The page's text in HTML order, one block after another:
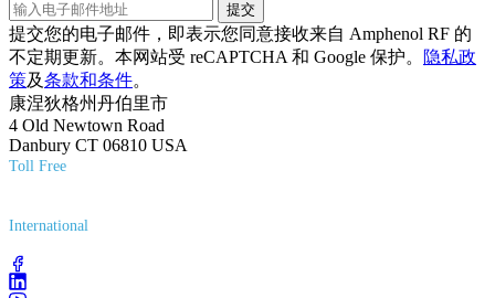
提交
提交您的电子邮件，即表示您同意接收来自 Amphenol RF 的
不定期更新。本网站受 reCAPTCHA 和 Google 保护。
隐私政
策及条款和条件。
康涅狄格州丹伯里市
4 Old Newtown Road
Danbury CT 06810 USA
Toll Free
International